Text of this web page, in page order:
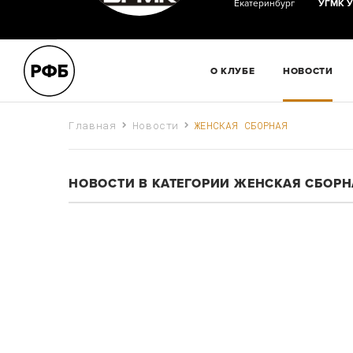
Екатеринбург
УГМК
О КЛУБЕ НОВОСТИ
Главная Новости ЖЕНСКАЯ СБОРНАЯ
НОВОСТИ В КАТЕГОРИИ ЖЕНСКАЯ